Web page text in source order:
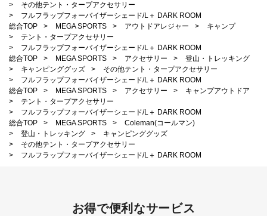
>
その他テント・タープアクセサリー
>
フルフラップフォーバイザーシェード/L＋ DARK ROOM
総合TOP
> MEGA SPORTS > アウトドアレジャー >
キャンプ
>
テント・タープアクセサリー
>
フルフラップフォーバイザーシェード/L＋ DARK ROOM
総合TOP
> MEGA SPORTS > アクセサリー >
登山・トレッキング
>
キャンピンググッズ >
その他テント・タープアクセサリー
>
フルフラップフォーバイザーシェード/L＋ DARK ROOM
総合TOP
> MEGA SPORTS > アクセサリー >
キャンプアウトドア
>
テント・タープアクセサリー
>
フルフラップフォーバイザーシェード/L＋ DARK ROOM
総合TOP
> MEGA SPORTS >
Coleman(コールマン)
>
登山・トレッキング >
キャンピンググッズ
>
その他テント・タープアクセサリー
>
フルフラップフォーバイザーシェード/L＋ DARK ROOM
お得で便利なサービス